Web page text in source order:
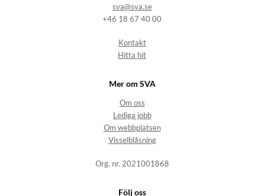
sva@sva.se
+46 18 67 40 00
Kontakt
Hitta hit
Mer om SVA
Om oss
Lediga jobb
Om webbplatsen
Visselblåsning
Org. nr. 2021001868
Följ oss